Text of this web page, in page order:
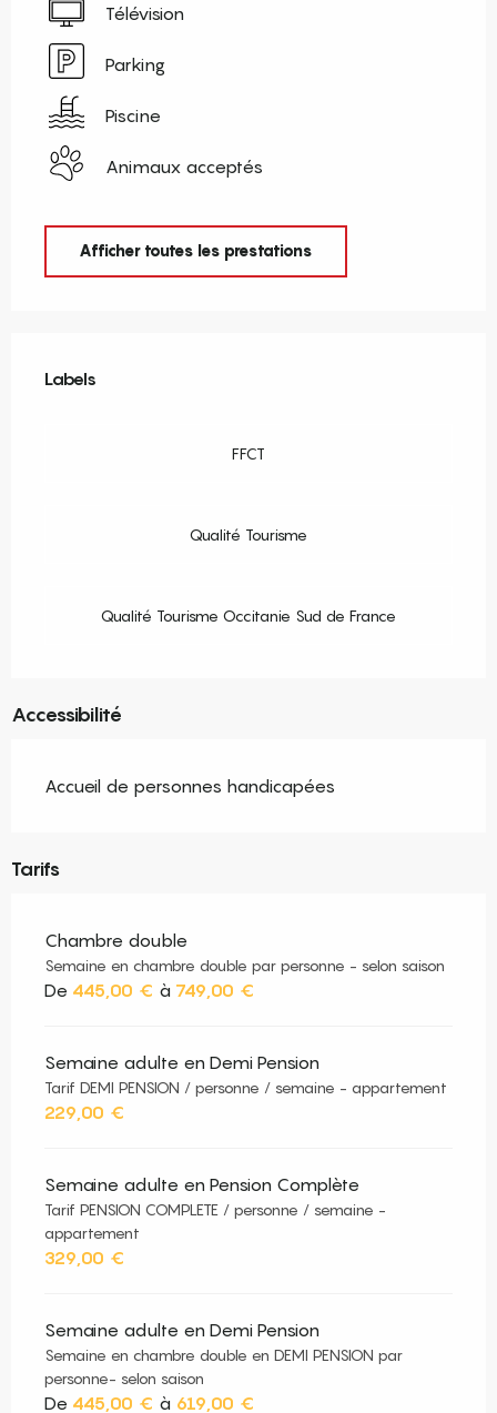
Télévision
Parking
Piscine
Animaux acceptés
Afficher toutes les prestations
Labels
Labels
FFCT
Qualité Tourisme
Qualité Tourisme Occitanie Sud de France
Accessibilité
Accueil de personnes handicapées
Tarifs
Chambre double
Semaine en chambre double par personne - selon saison
De 445,00 € à 749,00 €
Semaine adulte en Demi Pension
Tarif DEMI PENSION / personne / semaine - appartement
229,00 €
Semaine adulte en Pension Complète
Tarif PENSION COMPLETE / personne / semaine -
appartement
329,00 €
Semaine adulte en Demi Pension
Semaine en chambre double en DEMI PENSION par
personne- selon saison
De 445,00 € à 619,00 €